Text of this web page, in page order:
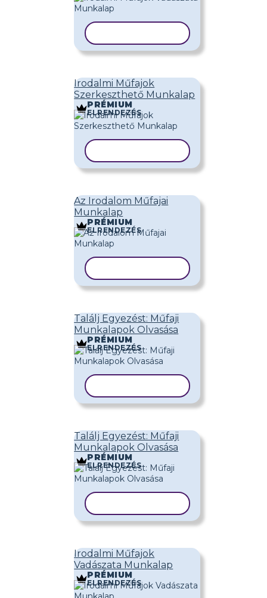
Irodalmi Műfajok
Szerkeszthető Munkalap
PRÉMIUM
ELRENDEZÉS
Az Irodalom Műfajai
Munkalap
PRÉMIUM
ELRENDEZÉS
Találj Egyezést: Műfaji
Munkalapok Olvasása
PRÉMIUM
ELRENDEZÉS
Találj Egyezést: Műfaji
Munkalapok Olvasása
PRÉMIUM
ELRENDEZÉS
Irodalmi Műfajok
Vadászata Munkalap
PRÉMIUM
ELRENDEZÉS